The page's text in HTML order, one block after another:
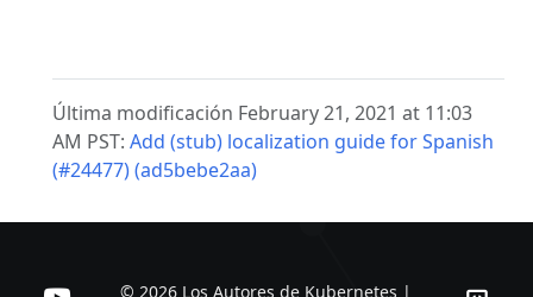
Última modificación February 21, 2021 at 11:03
AM PST: Add (stub) localization guide for Spanish
(#24477) (ad5bebe2aa)
© 2026 Los Autores de Kubernetes |